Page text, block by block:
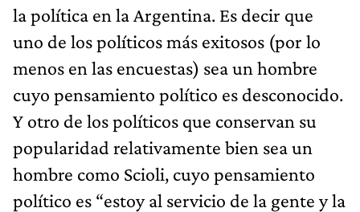
la política en la Argentina. Es decir que
uno de los políticos más exitosos (por lo
menos en las encuestas) sea un hombre
cuyo pensamiento político es desconocido.
Y otro de los políticos que conservan su
popularidad relativamente bien sea un
hombre como Scioli, cuyo pensamiento
político es “estoy al servicio de la gente y la